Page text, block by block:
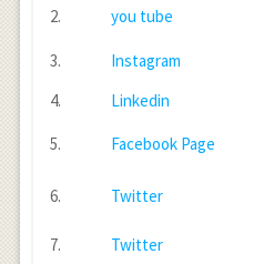
2. you tube
3. Instagram
4.
Linkedin
5. Facebook Page
6. Twitter
7. Twitter